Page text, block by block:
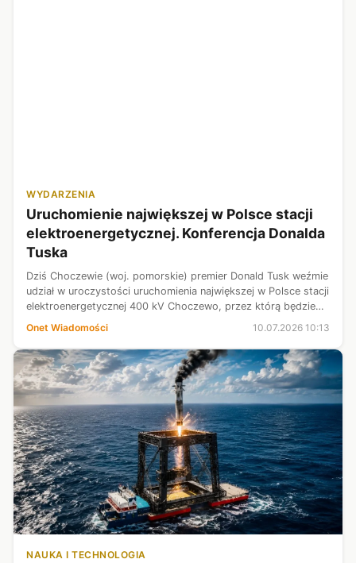
WYDARZENIA
Uruchomienie największej w Polsce stacji
elektroenergetycznej. Konferencja Donalda
Tuska
Dziś Choczewie (woj. pomorskie) premier Donald Tusk weźmie
udział w uroczystości uruchomienia największej w Polsce stacji
elektroenergetycznej 400 kV Choczewo, przez którą będzie
płynąć energia z morskiej farmy wiatrowej Baltic Power.
Onet Wiadomości 10.07.2026 10:13
NAUKA I TECHNOLOGIA